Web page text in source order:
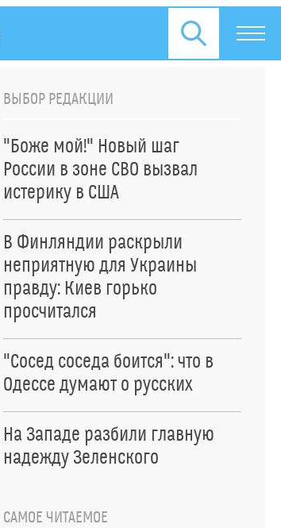
ВЫБОР РЕДАКЦИИ
"Боже мой!" Новый шаг
России в зоне СВО вызвал
истерику в США
В Финляндии раскрыли
неприятную для Украины
правду: Киев горько
просчитался
"Сосед соседа боится": что в
Одессе думают о русских
На Западе разбили главную
надежду Зеленского
САМОЕ ЧИТАЕМОЕ